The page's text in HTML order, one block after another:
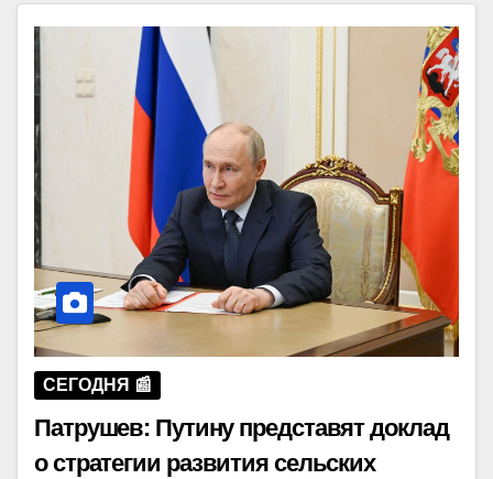
СЕГОДНЯ 📰
Патрушев: Путину представят доклад
о стратегии развития сельских